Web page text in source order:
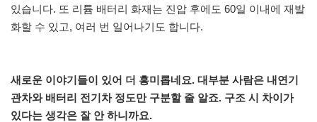
있습니다. 또 리튬 배터리 화재는 진압 후에도 60일 이내에 재발
화할 수 있고, 여러 번 일어나기도 합니다.
새로운 이야기들이 있어 더 흥미롭네요. 대부분 사람은 내연기
관차와 배터리 전기차 정도만 구분할 줄 알죠. 구조 시 차이가
있다는 생각은 잘 안 하니까요.